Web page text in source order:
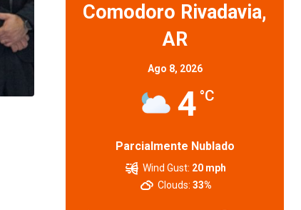
Adrián Suar y Natalia Oreiro vuelven a
Comodoro Rivadavia,
AR
Ago 8, 2026
4 °C
Parcialmente Nublado
Wind Gust: 20 mph
Clouds: 33%